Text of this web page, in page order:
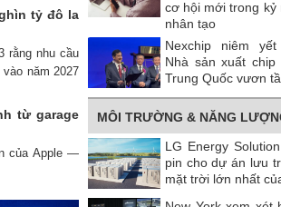
tỷ đô la
rằng nhu cầu
năm 2027
từ garage
của Apple —
cơ hội mới trong kỷ
nhân tạo
Nexchip niêm
Nhà sản xuất chip
Trung Quốc vươn
MÔI TRƯỜNG & NĂNG
LG Energy
pin cho dự án lưu
mặt trời lớn nhất